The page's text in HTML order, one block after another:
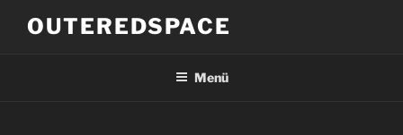
InhaltOUTEREDSPACE
Menü